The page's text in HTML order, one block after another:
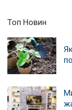
Топ Новин